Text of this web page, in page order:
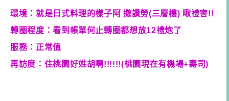
環境：就是日式料理的樣子阿 撒讚勞(三層樓) 啾禮害!!
轉圈程度：看到帳單何止轉圈都想放12禮炮了
服務：正常值
再訪度：住桃園好姓胡啊!!!!!!(桃園現在有機場+壽司)